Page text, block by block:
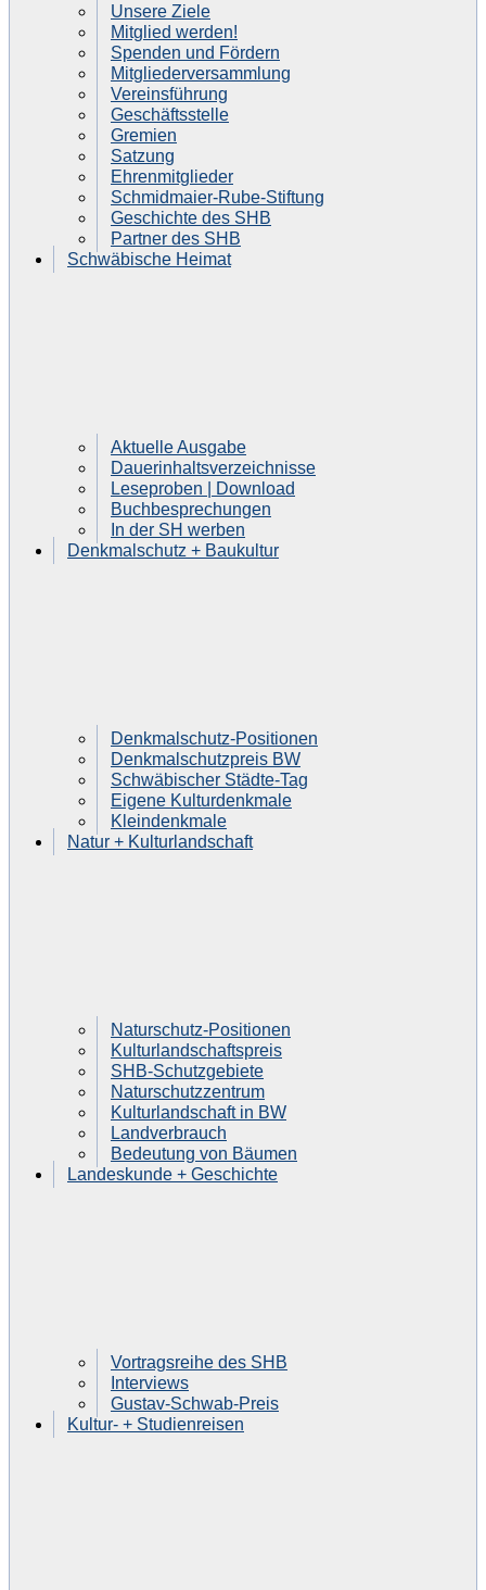
Unsere Ziele
Mitglied werden!
Spenden und Fördern
Mitgliederversammlung
Vereinsführung
Geschäftsstelle
Gremien
Satzung
Ehrenmitglieder
Schmidmaier-Rube-Stiftung
Geschichte des SHB
Partner des SHB
Schwäbische Heimat
Aktuelle Ausgabe
Dauerinhaltsverzeichnisse
Leseproben | Download
Buchbesprechungen
In der SH werben
Denkmalschutz + Baukultur
Denkmalschutz-Positionen
Denkmalschutzpreis BW
Schwäbischer Städte-Tag
Eigene Kulturdenkmale
Kleindenkmale
Natur + Kulturlandschaft
Naturschutz-Positionen
Kulturlandschaftspreis
SHB-Schutzgebiete
Naturschutzzentrum
Kulturlandschaft in BW
Landverbrauch
Bedeutung von Bäumen
Landeskunde + Geschichte
Vortragsreihe des SHB
Interviews
Gustav-Schwab-Preis
Kultur- + Studienreisen